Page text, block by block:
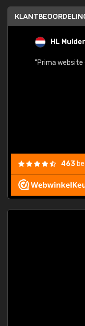
HL
"Prima website
463